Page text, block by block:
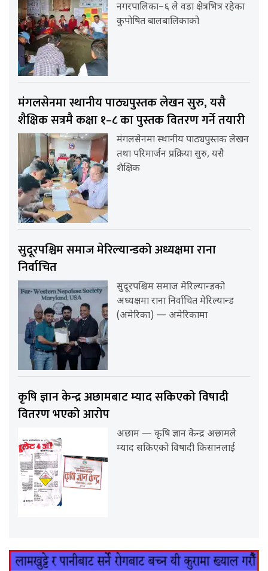
नगरपालिका–६ ले वडा क्षेत्रभित्र रहेका
कुपोषित बालबालिकाको
मंगलसेनमा स्थानीय पाठ्यपुस्तक लेखन सुरु, यसै
शैक्षिक सत्रमै कक्षा १–८ का पुस्तक वितरण गर्ने तयारी
मंगलसेनमा स्थानीय पाठ्यपुस्तक लेखन
तथा परिमार्जन प्रक्रिया सुरु, यसै
शैक्षिक
सुदूरपश्चिम समाज मेरिल्यान्डको अध्यक्षमा राना
निर्वाचित
सुदूरपश्चिम समाज मेरिल्यान्डको
अध्यक्षमा राना निर्वाचित मेरिल्यान्ड
(अमेरिका) — अमेरिकामा
कृषि ज्ञान केन्द्र अछामबाट म्याद सकिएको विषादी
वितरण भएको आरोप
अछाम — कृषि ज्ञान केन्द्र अछामले
म्याद सकिएको विषादी किसानलाई